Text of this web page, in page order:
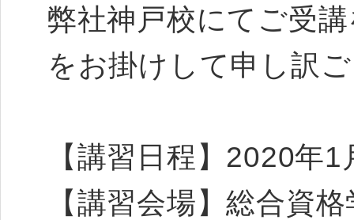
弊社神戸校にてご受
をお掛けして申し訳
【講習日程】2020年
【講習会場】総合資